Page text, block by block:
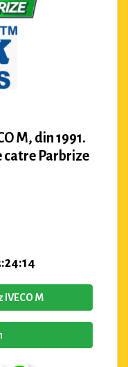
M, din 1991.
catre Parbrize
M